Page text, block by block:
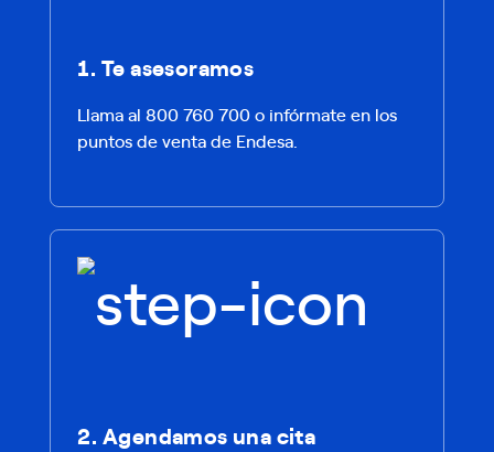
1. Te asesoramos
Llama al 800 760 700 o infórmate en los
puntos de venta de Endesa.
2. Agendamos una cita